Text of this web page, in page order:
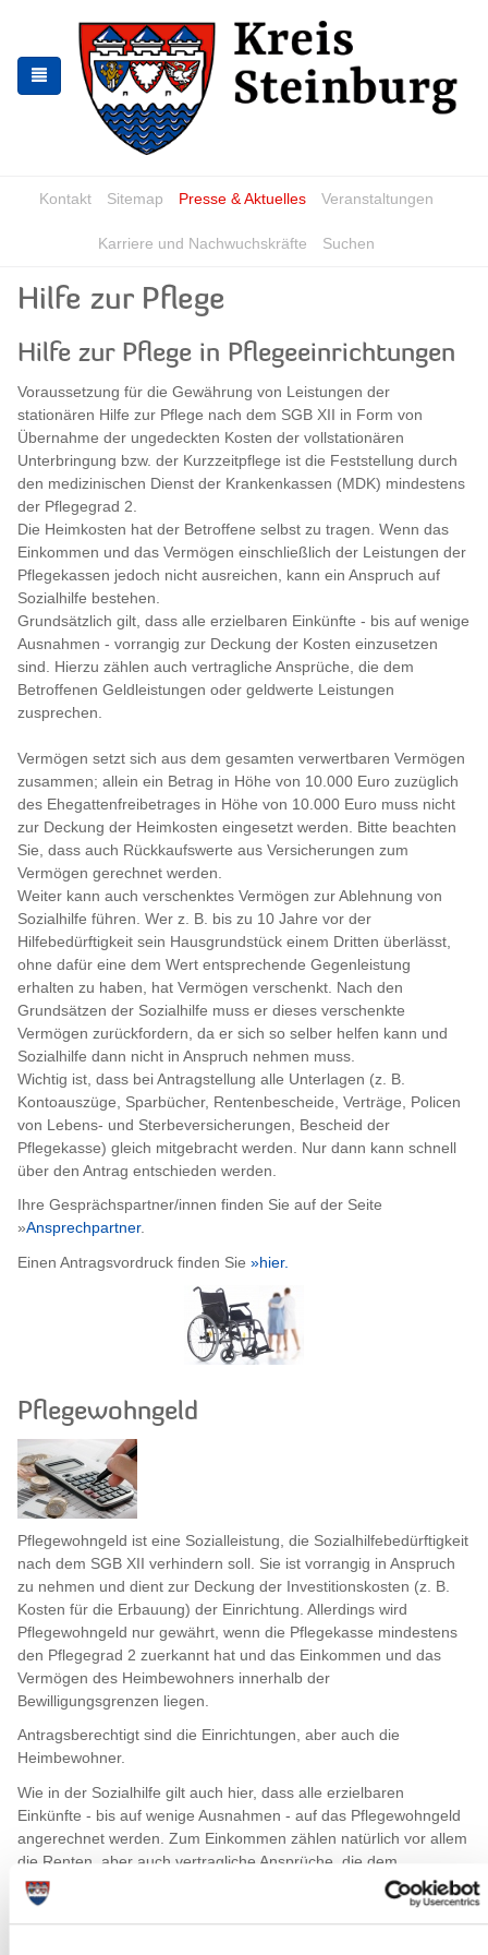
springen
springen
Kontakt Sitemap Presse & Aktuelles Veranstaltungen
Karriere und Nachwuchskräfte Suchen
Hilfe zur Pflege
Hilfe zur Pflege in Pflegeeinrichtungen
Voraussetzung für die Gewährung von Leistungen der
stationären Hilfe zur Pflege nach dem SGB XII in Form von
Übernahme der ungedeckten Kosten der vollstationären
Unterbringung bzw. der Kurzzeitpflege ist die Feststellung durch
den medizinischen Dienst der Krankenkassen (MDK) mindestens
der Pflegegrad 2.
Die Heimkosten hat der Betroffene selbst zu tragen. Wenn das
Einkommen und das Vermögen einschließlich der Leistungen der
Pflegekassen jedoch nicht ausreichen, kann ein Anspruch auf
Sozialhilfe bestehen.
Grundsätzlich gilt, dass alle erzielbaren Einkünfte - bis auf wenige
Ausnahmen - vorrangig zur Deckung der Kosten einzusetzen
sind. Hierzu zählen auch vertragliche Ansprüche, die dem
Betroffenen Geldleistungen oder geldwerte Leistungen
zusprechen.
Vermögen setzt sich aus dem gesamten verwertbaren Vermögen
zusammen; allein ein Betrag in Höhe von 10.000 Euro zuzüglich
des Ehegattenfreibetrages in Höhe von 10.000 Euro muss nicht
zur Deckung der Heimkosten eingesetzt werden. Bitte beachten
Sie, dass auch Rückkaufswerte aus Versicherungen zum
Vermögen gerechnet werden.
Weiter kann auch verschenktes Vermögen zur Ablehnung von
Sozialhilfe führen. Wer z. B. bis zu 10 Jahre vor der
Hilfebedürftigkeit sein Hausgrundstück einem Dritten überlässt,
ohne dafür eine dem Wert entsprechende Gegenleistung
erhalten zu haben, hat Vermögen verschenkt. Nach den
Grundsätzen der Sozialhilfe muss er dieses verschenkte
Vermögen zurückfordern, da er sich so selber helfen kann und
Sozialhilfe dann nicht in Anspruch nehmen muss.
Wichtig ist, dass bei Antragstellung alle Unterlagen (z. B.
Kontoauszüge, Sparbücher, Rentenbescheide, Verträge, Policen
von Lebens- und Sterbeversicherungen, Bescheid der
Pflegekasse) gleich mitgebracht werden. Nur dann kann schnell
über den Antrag entschieden werden.
Ihre Gesprächspartner/innen finden Sie auf der Seite
»Ansprechpartner.
Einen Antragsvordruck finden Sie »hier.
Pflegewohngeld
Pflegewohngeld ist eine Sozialleistung, die Sozialhilfebedürftigkeit
nach dem SGB XII verhindern soll. Sie ist vorrangig in Anspruch
zu nehmen und dient zur Deckung der Investitionskosten (z. B.
Kosten für die Erbauung) der Einrichtung. Allerdings wird
Pflegewohngeld nur gewährt, wenn die Pflegekasse mindestens
den Pflegegrad 2 zuerkannt hat und das Einkommen und das
Vermögen des Heimbewohners innerhalb der
Bewilligungsgrenzen liegen.
Antragsberechtigt sind die Einrichtungen, aber auch die
Heimbewohner.
Wie in der Sozialhilfe gilt auch hier, dass alle erzielbaren
Einkünfte - bis auf wenige Ausnahmen - auf das Pflegewohngeld
angerechnet werden. Zum Einkommen zählen natürlich vor allem
die Renten, aber auch vertragliche Ansprüche, die dem
Betroffenen Geldleistungen oder geldwerte Leistungen
zusprechen.